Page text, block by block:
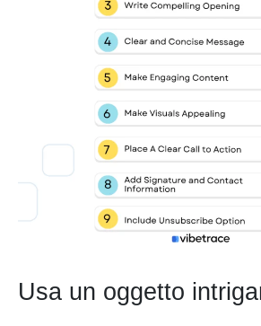
Usa un oggetto